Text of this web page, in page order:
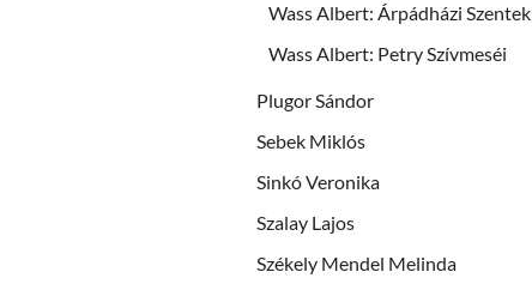
Wass Albert: Árpádházi Szentek
Wass Albert: Petry Szívmeséi
Plugor Sándor
Sebek Miklós
Sinkó Veronika
Szalay Lajos
Székely Mendel Melinda